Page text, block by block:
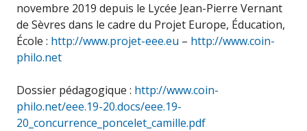
novembre 2019 depuis le Lycée Jean-Pierre Vernant
de Sèvres dans le cadre du Projet Europe, Éducation,
École : http://www.projet-eee.eu – http://www.coin-
philo.net
Dossier pédagogique : http://www.coin-
philo.net/eee.19-20.docs/eee.19-
20_concurrence_poncelet_camille.pdf